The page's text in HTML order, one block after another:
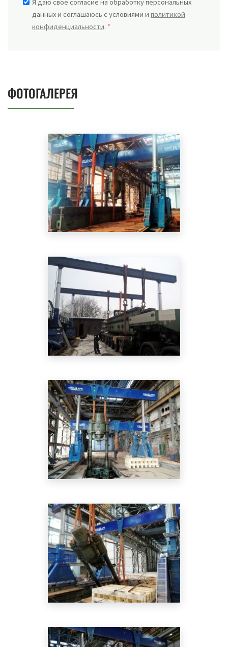
данных и соглашаюсь с условиями и политикой
конфиденциальности. *
ФОТОГАЛЕРЕЯ